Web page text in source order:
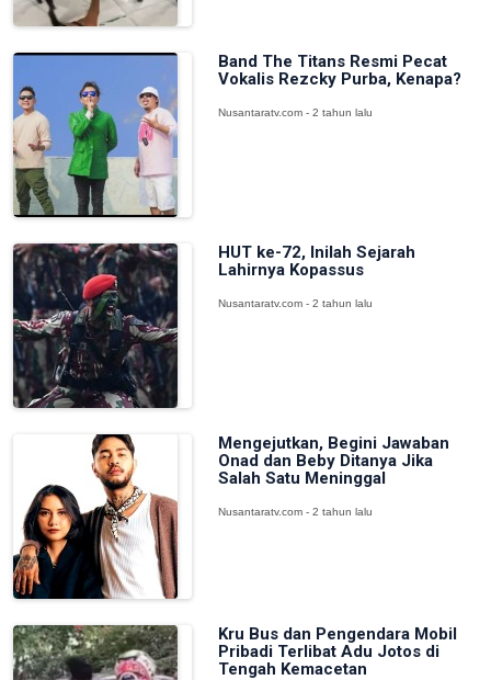
Band The Titans Resmi Pecat
Vokalis Rezcky Purba, Kenapa?
Nusantaratv.com - 2 tahun lalu
HUT ke-72, Inilah Sejarah
Lahirnya Kopassus
Nusantaratv.com - 2 tahun lalu
Mengejutkan, Begini Jawaban
Onad dan Beby Ditanya Jika
Salah Satu Meninggal
Nusantaratv.com - 2 tahun lalu
Kru Bus dan Pengendara Mobil
Pribadi Terlibat Adu Jotos di
Tengah Kemacetan